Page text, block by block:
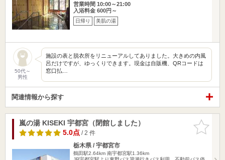
営業時間 10:00～21:00
入浴料金 600円～
日帰り 美肌の湯
50代～
男性
施設の表と脱衣所をリニューアルしてありました。大きめの内風
呂だけですが、ゆっくりできます。現金は自販機、QRコードは
窓口払…
関連情報から探す
お気に入
りに追加
嵐の湯 KISEKI 宇都宮（閉館しました）
5.0点/ 2 件
栃木県 / 宇都宮市
鶴田駅2.64km 南宇都宮駅1.36km